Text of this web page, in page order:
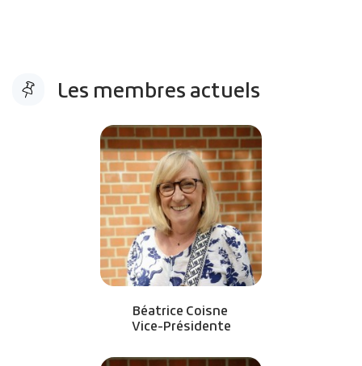
Les membres actuels
Cliquer pour passer Les membres actuels
Béatrice Coisne
Vice-Présidente